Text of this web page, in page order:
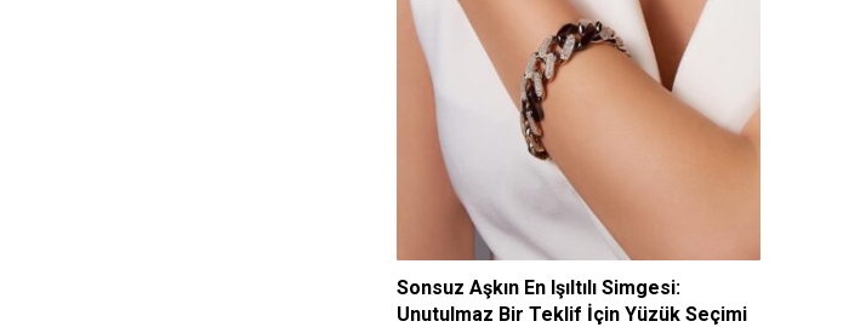
Sonsuz Aşkın En Işıltılı Simgesi:
Unutulmaz Bir Teklif İçin Yüzük Seçimi